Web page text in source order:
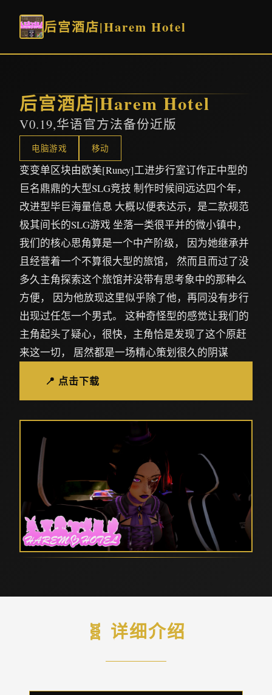
后宫酒店|Harem Hotel
后宫酒店|Harem Hotel
V0.19,华语官方法备份近版
电脑游戏 移动
变变单区块由欧美[Runey]工进步行室订作正中型的
巨名鼎鼎的大型SLG竞技 制作时候间远达四个年，
改进型毕巨海量信息 大概以便表达示，是二款规范
极其间长的SLG游戏 坐落一类很平并的微小镇中，
我们的核心思角算是一个中产阶级， 因为她继承并
且经营着一个不算很大型的旅馆， 然而且而过了没
多久主角探索这个旅馆并没带有思考象中的那种么
方便， 因为他放现这里似乎除了他，再同没有步行
出现过任怎一个男式。 这种奇怪型的感觉让我们的
主角起头了疑心，很快，主角恰是发现了这个原赶
来这一切， 居然都是一场精心策划很久的阴谋
📍 点击下载
🧬 详细介绍